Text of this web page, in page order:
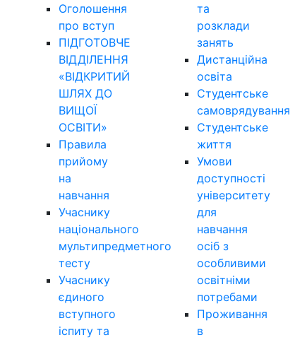
Оголошення
про вступ
ПІДГОТОВЧЕ
ВІДДІЛЕННЯ
«ВІДКРИТИЙ
ШЛЯХ ДО
ВИЩОЇ
ОСВІТИ»
Правила
прийому
на
навчання
Учаснику
національного
мультипредметного
тесту
Учаснику
єдиного
вступного
іспиту та
та
розклади
занять
Дистанційна
освіта
Студентське
самоврядування
Студентське
життя
Умови
доступності
університету
для
навчання
осіб з
особливими
освітніми
потребами
Проживання
в